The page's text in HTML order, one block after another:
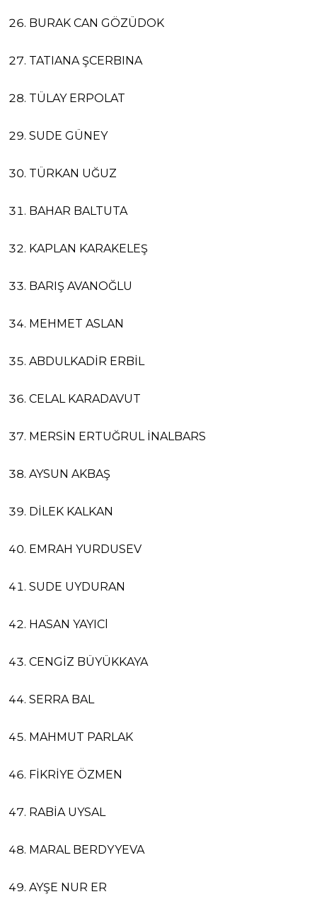
BURAK CAN GÖZÜDOK
TATIANA ŞCERBINA
TÜLAY ERPOLAT
SUDE GÜNEY
TÜRKAN UĞUZ
BAHAR BALTUTA
KAPLAN KARAKELEŞ
BARIŞ AVANOĞLU
MEHMET ASLAN
ABDULKADİR ERBİL
CELAL KARADAVUT
MERSİN ERTUĞRUL İNALBARS
AYSUN AKBAŞ
DİLEK KALKAN
EMRAH YURDUSEV
SUDE UYDURAN
HASAN YAYICl
CENGİZ BÜYÜKKAYA
SERRA BAL
MAHMUT PARLAK
FİKRİYE ÖZMEN
RABİA UYSAL
MARAL BERDYYEVA
AYŞE NUR ER